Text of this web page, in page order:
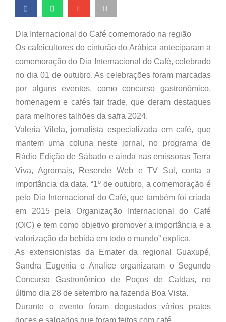
Dia Internacional do Café comemorado na região
Os cafeicultores do cinturão do Arábica anteciparam a
comemoração do Dia Internacional do Café, celebrado
no dia 01 de outubro. As celebrações foram marcadas
por alguns eventos, como concurso gastronômico,
homenagem e cafés fair trade, que deram destaques
para melhores talhões da safra 2024.
Valeria Vilela, jornalista especializada em café, que
mantem uma coluna neste jornal, no programa de
Rádio Edição de Sábado e ainda nas emissoras Terra
Viva, Agromais, Resende Web e TV Sul, conta a
importância da data. “1º de outubro, a comemoração é
pelo Dia Internacional do Café, que também foi criada
em 2015 pela Organização Internacional do Café
(OIC) e tem como objetivo promover a importância e a
valorização da bebida em todo o mundo” explica.
As extensionistas da Emater da regional Guaxupé,
Sandra Eugenia e Analice organizaram o Segundo
Concurso Gastronômico de Poços de Caldas, no
último dia 28 de setembro na fazenda Boa Vista.
Durante o evento foram degustados vários pratos
doces e salgados que foram feitos com café.